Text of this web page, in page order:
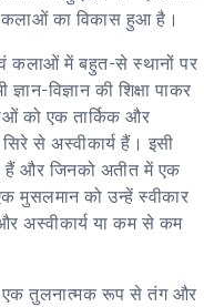
कलाओं का विकास हुआ है।
कलाओं में बहुत-से स्थानों पर
विज्ञान की शिक्षा पाकर
को एक तार्किक और
से अस्वीकार्य हैं। इसी
हैं और जिनको अतीत में एक
मुसलमान को उन्हें स्वीकार
अस्वीकार्य या कम से कम
एक तुलनात्मक रूप से तंग और